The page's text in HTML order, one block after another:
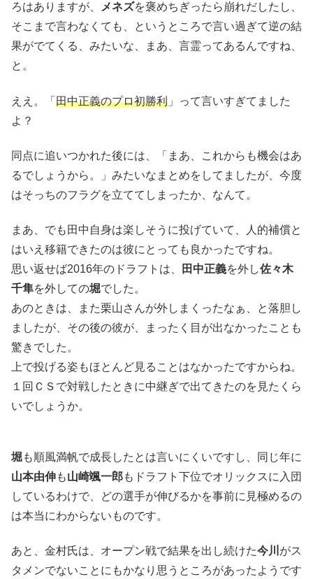
ろはありますが、
メネズを褒めちぎったら崩れだしたし、
そこまで言わなくても、というところで言い過ぎて逆の結
果がでてくる、みたいな、まあ、言霊ってあるんですね、
と。
ええ。「 田中正義のプロ初勝利 」って言いすぎてました
よ？
同点に追いつかれた後には、「まあ、これからも機会はあ
るでしょうから。」みたいなまとめをしてましたが、今度
はそっちのフラグを立ててしまったか、なんて。
まあ、でも田中自身は楽しそうに投げていて、人的補償と
はいえ移籍できたのは彼にとっても良かったですね。
思い返せば2016年のドラフトは、
田中正義を外し佐々木
千隼を外しての堀でした。
あのときは、また栗山さんが外しまくったなぁ、と落胆し
ましたが、その後の彼が、まったく目が出なかったことも
驚きでした。
上で投げる姿もほとんど見ることはなかったですからね。
１回ＣＳで対戦したときに中継ぎで出てきたのを見たくら
いでしょうか。
堀も順風満帆で成長したとは言いにくいですし、同じ年に
山本由伸も山崎颯一郎もドラフト下位でオリックスに入団
しているわけで、どの選手が伸びるかを事前に見極めるの
は本当にわからないものです。
あと、金村氏は、オープン戦で結果を出し続けた今川 がス
タメンでないことにもかなり思うところがあったようです